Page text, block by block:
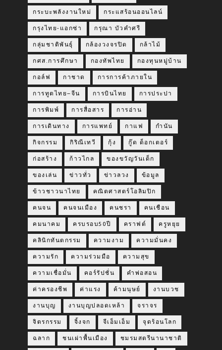
กระบะพลังงานใหม่ กระแสร้อนออนไลน์
กรุงไทย-แอกซ่า กรุณา บัวคำศรี
กลุ่มชาติพันธุ์ กล้องวงจรปิด กล้าไม้
กศส.การศึกษา กองทัพไทย กองทุนหมู่บ้าน
กอล์ฟ กาชาด การการค้าภายใน
การทูตไทย–จีน การบินไทย การประปา
การพิมพ์ การสื่อสาร การอ่าน
การเดินทาง การแพทย์ กาแฟ กำนัน
กิจกรรม กิริณีเทวี กุ้ง กู๊ด ด็อกเตอร์
ก่อสร้าง ก้าวไกล ของขวัญวันเด็ก
ของเล่น ข่าวทั่ว ข่าวลวง ข้อมูล
ข้าวชาวนาไทย คณิตศาสตร์โอลิมปิก
คนจน คนจนเมือง คนชรา คนเชือน
คมนาคม ครบรอบ50ปี คราฟต์ ครูหยุย
คลินิกทันตกรรม ความงาม ความมั่นคง
ความรัก ความร่วมมือ ความสุข
ความเชื่อมั่น คอร์รัปชั่น คำพ่อสอน
ค่าครองชีพ ค่าแรง ค้ามนุษย์ งานบวช
งานบุญ งานบุญปลอดเหล้า จราจร
จิตรกรรม จิ้งจก จีเอ็มเอ็ม จุดร้อนโลก
ฉลาก ชนเผ่าพื้นเมือง ชมรมสตรีนานาชาติ